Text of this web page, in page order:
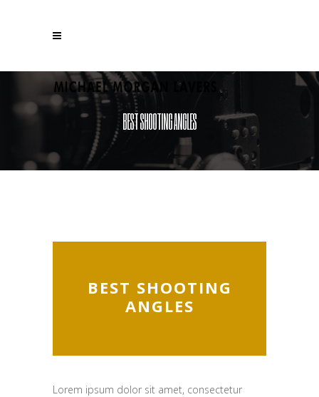
BEST SHOOTING ANGLES
BEST SHOOTING
ANGLES
Lorem ipsum dolor sit amet, consectetur